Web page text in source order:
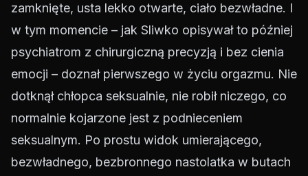
zamknięte, usta lekko otwarte, ciało bezwładne. I
w tym momencie – jak Sliwko opisywał to później
psychiatrom z chirurgiczną precyzją i bez cienia
emocji – doznał pierwszego w życiu orgazmu. Nie
dotknął chłopca seksualnie, nie robił niczego, co
normalnie kojarzone jest z podnieceniem
seksualnym. Po prostu widok umierającego,
bezwładnego, bezbronnego nastolatka w butach